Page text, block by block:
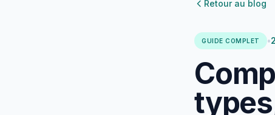
Retour au blog
GUIDE COMPLET •